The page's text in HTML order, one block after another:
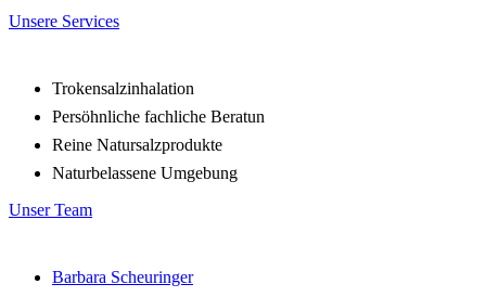
Unsere Services
Trokensalzinhalation
Persöhnliche fachliche Beratun
Reine Natursalzprodukte
Naturbelassene Umgebung
Unser Team
Barbara Scheuringer